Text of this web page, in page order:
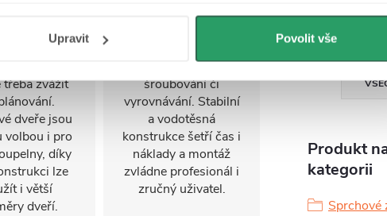
Upravit Povolit vše
vyžaduje
prostor pro
třeba zvážit
dveře jsou
volbou i pro
díky
lze
i větší
dveří.
profily připravené z
bez složitého
šroubování či
vyrovnávání. Stabilní
a vodotěsná
konstrukce šetří čas i
náklady a montáž
zvládne profesionál i
zručný uživatel.
Šířka
Produkt
kategorii
Sprchové